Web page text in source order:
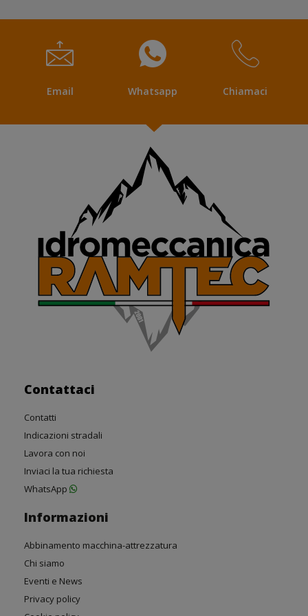
Email Whatsapp Chiamaci
Contattaci
Contatti
Indicazioni stradali
Lavora con noi
Inviaci la tua richiesta
WhatsApp
Informazioni
Abbinamento macchina-attrezzatura
Chi siamo
Eventi e News
Privacy policy